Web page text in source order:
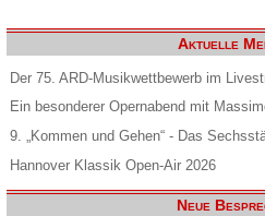
Aktuelle
Der 75. ARD-Musikwettbewerb im
Ein besonderer Opernabend mit
9. „Kommen und Gehen“ - Das
Hannover Klassik Open-Air 2026
Neue